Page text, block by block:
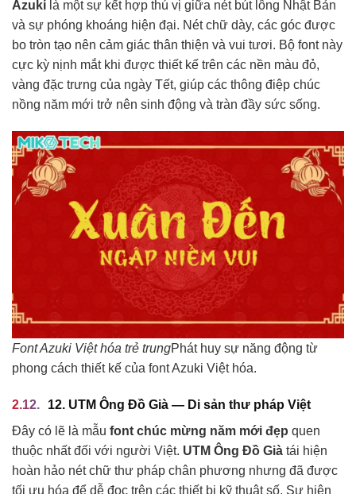
Azuki là một sự kết hợp thú vị giữa nét bút lông Nhật Bản
và sự phóng khoáng hiện đại. Nét chữ dày, các góc được
bo tròn tạo nên cảm giác thân thiện và vui tươi. Bộ font này
cực kỳ nịnh mắt khi được thiết kế trên các nền màu đỏ,
vàng đặc trưng của ngày Tết, giúp các thông điệp chúc
nồng năm mới trở nên sinh động và tràn đầy sức sống.
Font Azuki Việt hóa trẻ trungPhát huy sự năng động từ
phong cách thiết kế của font Azuki Việt hóa.
12. UTM Ông Đồ Già — Di sản thư pháp Việt
Đây có lẽ là mẫu font chúc mừng năm mới đẹp quen
thuộc nhất đối với người Việt. UTM Ông Đồ Già tái hiện
hoàn hảo nét chữ thư pháp chân phương nhưng đã được
tối ưu hóa để dễ đọc trên các thiết bị kỹ thuật số. Sự hiện